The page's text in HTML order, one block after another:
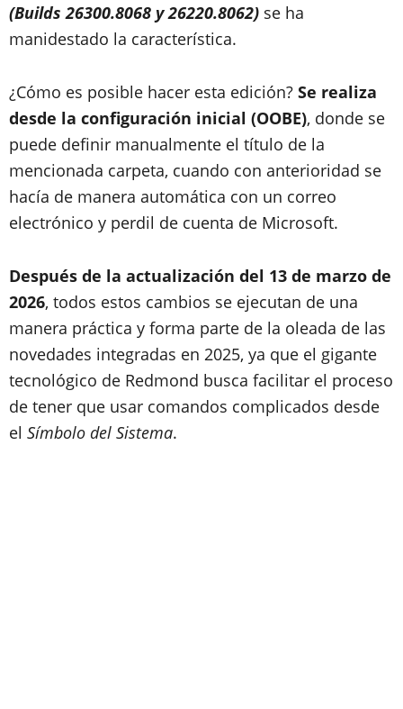
(Builds 26300.8068 y 26220.8062) se ha
manidestado la característica.
¿Cómo es posible hacer esta edición? Se realiza
desde la configuración inicial (OOBE), donde se
puede definir manualmente el título de la
mencionada carpeta, cuando con anterioridad se
hacía de manera automática con un correo
electrónico y perdil de cuenta de Microsoft.
Después de la actualización del 13 de marzo de
2026, todos estos cambios se ejecutan de una
manera práctica y forma parte de la oleada de las
novedades integradas en 2025, ya que el gigante
tecnológico de Redmond busca facilitar el proceso
de tener que usar comandos complicados desde
el Símbolo del Sistema.